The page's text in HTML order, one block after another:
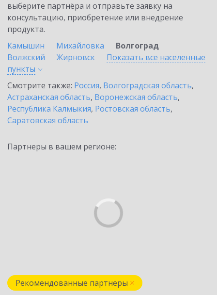
выберите партнёра и отправьте заявку на
консультацию, приобретение или внедрение
продукта.
Камышин
Михайловка
Волгоград
Волжский
Жирновск
Показать все населенные
пункты
Смотрите также: Россия, Волгоградская область,
Астраханская область, Воронежская область,
Республика Калмыкия, Ростовская область,
Саратовская область
Партнеры в вашем регионе:
Рекомендованные партнеры